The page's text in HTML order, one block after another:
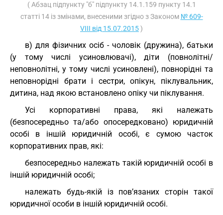
( Абзац підпункту "б" підпункту 14.1.159 пункту 14.1
статті 14 із змінами, внесеними згідно з Законом № 609-
VIII від 15.07.2015)
в) для фізичних осіб - чоловік (дружина), батьки
(у тому числі усиновлювачі), діти (повнолітні/
неповнолітні, у тому числі усиновлені), повнорідні та
неповнорідні брати і сестри, опікун, піклувальник,
дитина, над якою встановлено опіку чи піклування.
Усі корпоративні права, які належать
(безпосередньо та/або опосередковано) юридичній
особі в іншій юридичній особі, є сумою часток
корпоративних прав, які:
безпосередньо належать такій юридичній особі в
іншій юридичній особі;
належать будь-якій із пов’язаних сторін такої
юридичної особи в іншій юридичній особі.